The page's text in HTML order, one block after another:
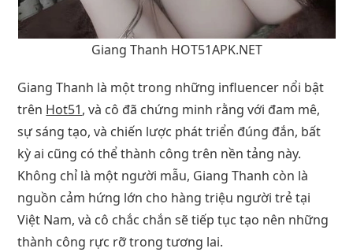
Giang Thanh HOT51APK.NET
Giang Thanh là một trong những influencer nổi bật
trên Hot51, và cô đã chứng minh rằng với đam mê,
sự sáng tạo, và chiến lược phát triển đúng đắn, bất
kỳ ai cũng có thể thành công trên nền tảng này.
Không chỉ là một người mẫu, Giang Thanh còn là
nguồn cảm hứng lớn cho hàng triệu người trẻ tại
Việt Nam, và cô chắc chắn sẽ tiếp tục tạo nên những
thành công rực rỡ trong tương lai.